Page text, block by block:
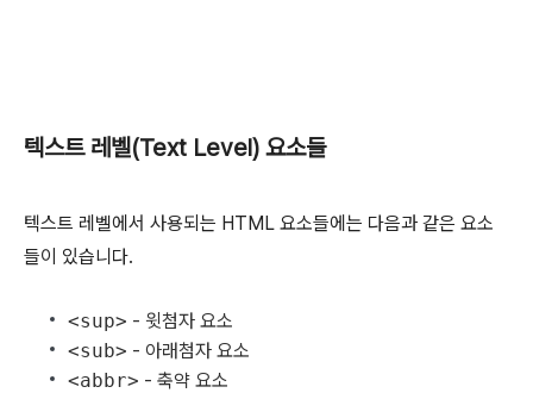
텍스트 레벨(Text Level) 요소들
텍스트 레벨에서 사용되는 HTML 요소들에는 다음과 같은 요소
들이 있습니다.
<sup> - 윗첨자 요소
<sub> - 아래첨자 요소
<abbr> - 축약 요소